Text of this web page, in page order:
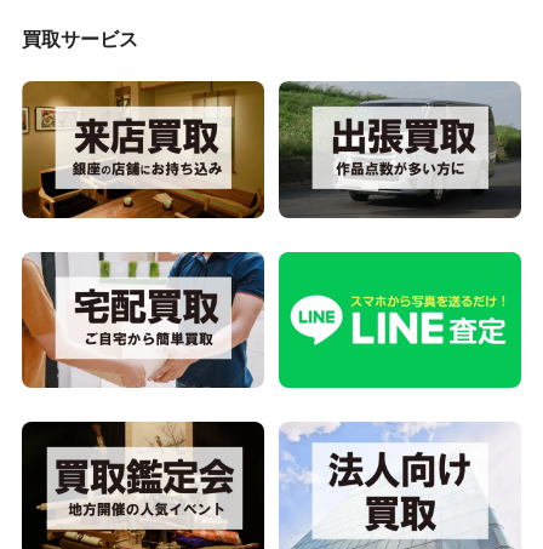
買取サービス